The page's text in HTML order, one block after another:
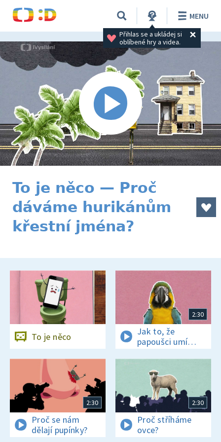
Přihlas se a ukládej si
oblíbené hry a videa.
MENU
To je něco — Proč
dáváme hurikánům
křestní jména?
To je něco
2:30
Jak to, že
papoušci umí
mluvit?
2:30
Proč se nám
dělají pupínky?
2:30
Proč stříháme
ovce?